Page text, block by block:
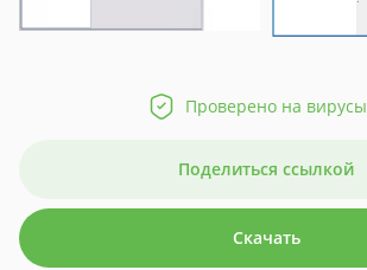
Проверено на вирусы
Поделиться ссылкой
Скачать